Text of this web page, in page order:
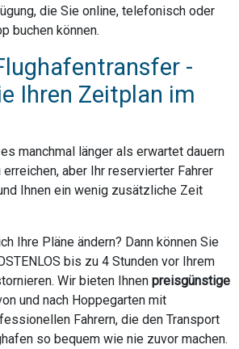
die Sie online, telefonisch oder
buchen können.
-
Ihren Zeitplan im
manchmal länger als erwartet dauern
erreichen, aber Ihr reservierter Fahrer
Ihnen ein wenig zusätzliche Zeit
Ihre Pläne ändern? Dann können Sie
bis zu 4 Stunden vor Ihrem
Wir bieten Ihnen preisgünstige
und nach Hoppegarten mit
Fahrern, die den Transport
so bequem wie nie zuvor machen.